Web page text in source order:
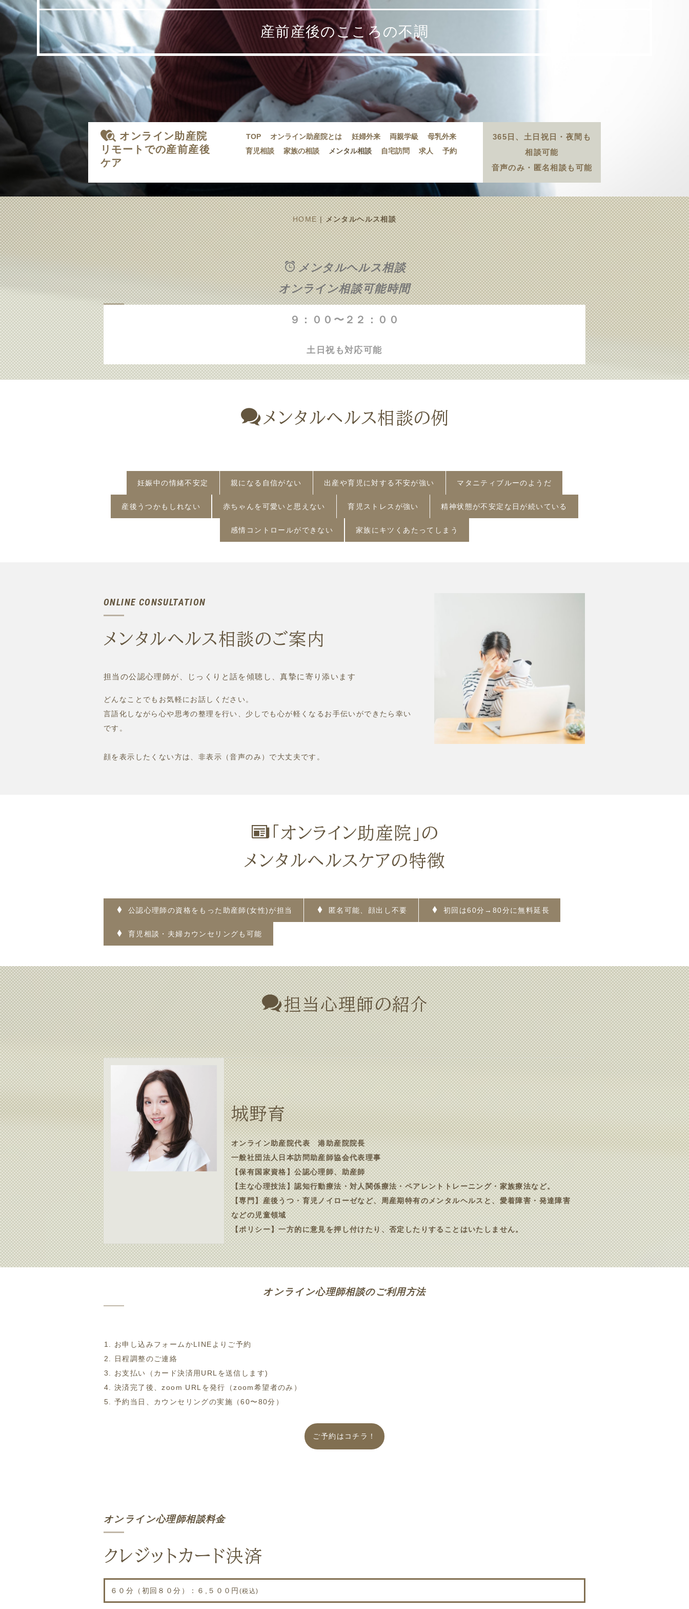
産前産後のこころの不調
オンライン助産院
リモートでの産前産後
ケア
TOP オンライン助産院とは 妊婦外来 両親学級
母乳外来
育児相談
家族の相談 メンタル相談 自宅訪問 求人 予約
365日、土日祝日・夜間も
相談可能
音声のみ・匿名相談も可能
HOME|メンタルヘルス相談
メンタルヘルス相談
オンライン相談可能時間
９：００〜２２：００
土日祝も対応可能
メンタルヘルス相談の例
妊娠中の情緒不安定 親になる自信がない 出産や育児に対する不安が強い マタニティブルーのようだ
産後うつかもしれない 赤ちゃんを可愛いと思えない 育児ストレスが強い 精神状態が不安定な日が続いている
感情コントロールができない 家族にキツくあたってしまう
ONLINE CONSULTATION
メンタルヘルス相談のご案内
担当の公認心理師が、じっくりと話を傾聴し、真摯に寄り添います
どんなことでもお気軽にお話しください。
言語化しながら心や思考の整理を行い、少しでも心が軽くなるお手伝いができたら幸い
です。
顔を表示したくない方は、非表示（音声のみ）で大丈夫です。
「オンライン助産院」の
メンタルヘルスケアの特徴
公認心理師の資格をもった助産師(女性)が担当 匿名可能、顔出し不要 初回は60分→80分に無料延長
育児相談・夫婦カウンセリングも可能
担当心理師の紹介
城野育
オンライン助産院代表 港助産院院長
一般社団法人日本訪問助産師協会代表理事
【保有国家資格】公認心理師、助産師
【主な心理技法】認知行動療法・対人関係療法・ペアレントトレーニング・家族療法など。
【専門】産後うつ・育児ノイローゼなど、周産期特有のメンタルヘルスと、愛着障害・発達障害
などの児童領域
【ポリシー】一方的に意見を押し付けたり、否定したりすることはいたしません。
オンライン心理師相談のご利用方法
お申し込みフォームかLINEよりご予約
日程調整のご連絡
お支払い（カード決済用URLを送信します)
決済完了後、zoom URLを発行（zoom希望者のみ）
予約当日、カウンセリングの実施（60〜80分）
ご予約はコチラ！
オンライン心理師相談料金
クレジットカード決済
６０分（初回８０分）：６,５００円 (税込)